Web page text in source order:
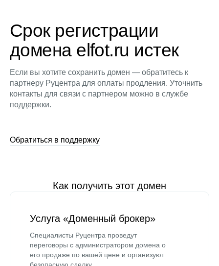
Срок регистрации
домена elfot.ru истек
Если вы хотите сохранить домен — обратитесь к
партнеру Руцентра для оплаты продления. Уточнить
контакты для связи с партнером можно в службе
поддержки.
Обратиться в поддержку
Как получить этот домен
Услуга «Доменный брокер»
Специалисты Руцентра проведут
переговоры с администратором домена о
его продаже по вашей цене и организуют